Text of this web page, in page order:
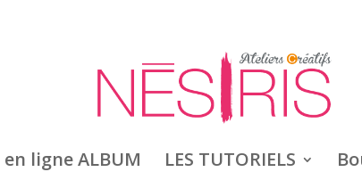
ligne ALBUM LES TUTORIELS